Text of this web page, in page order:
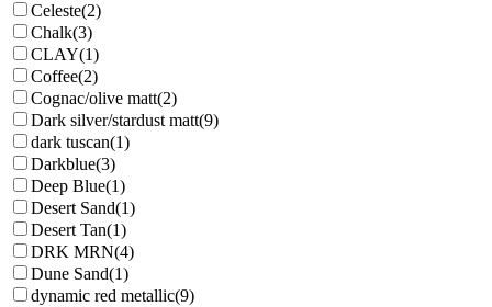
Celeste(2)
Chalk(3)
CLAY(1)
Coffee(2)
Cognac/olive matt(2)
Dark silver/stardust matt(9)
dark tuscan(1)
Darkblue(3)
Deep Blue(1)
Desert Sand(1)
Desert Tan(1)
DRK MRN(4)
Dune Sand(1)
dynamic red metallic(9)